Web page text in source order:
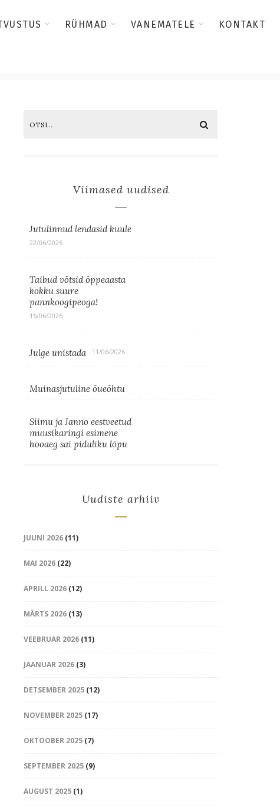
RÜHMAD VANEMATELE KONTAKT
Viimased uudised
Jutulinnud lendasid kuule
22/06/2026
Taibud võtsid õppeaasta
kokku suure
pannkoogipeoga!
16/06/2026
Julge unistada 11/06/2026
Muinasjutuline õueõhtu
Siimu ja Janno eestveetud
muusikaringi esimene
hooaeg sai piduliku lõpu
Uudiste arhiiv
JUUNI 2026(11)
MAI 2026(22)
APRILL 2026(12)
MÄRTS 2026(13)
VEEBRUAR 2026(11)
JAANUAR 2026(3)
DETSEMBER 2025(12)
NOVEMBER 2025(17)
OKTOOBER 2025(7)
SEPTEMBER 2025(9)
AUGUST 2025(1)